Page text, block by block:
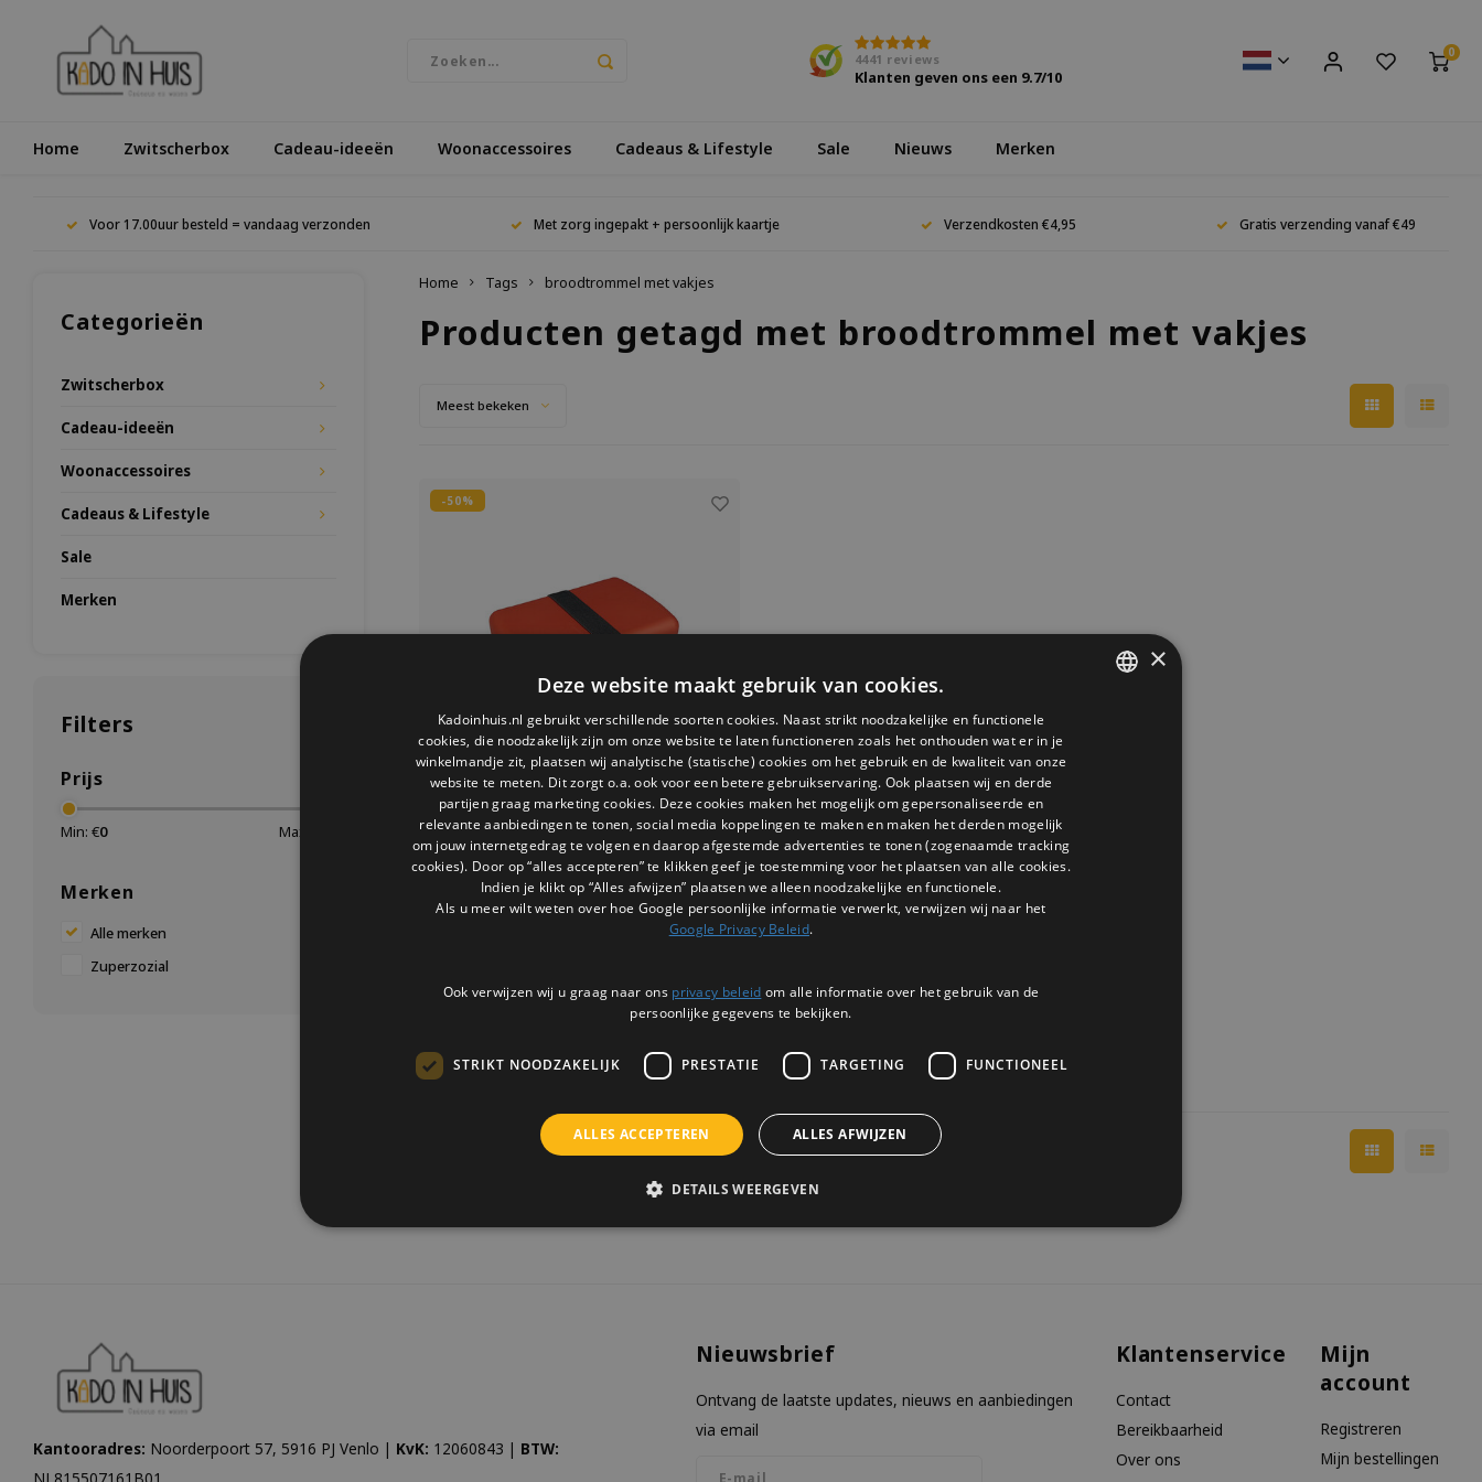
4441 reviews
Klanten geven ons een 9.7/10
0
Home Zwitscherbox Cadeau-ideeën Woonaccessoires Cadeaus & Lifestyle Sale Nieuws Merken
Voor 17.00uur besteld = vandaag verzonden Met zorg ingepakt + persoonlijk kaartje Verzendkosten €4,95 Gratis verzending vanaf €49
Categorieën
Zwitscherbox
Cadeau-ideeën
Woonaccessoires
Cadeaus & Lifestyle
Sale
Merken
Filters
Prijs
Min: €0 Max: €
Merken
Alle merken
Zuperzozial
Home Tags broodtrommel met vakjes
Producten getagd met broodtrommel met vakjes
Meest bekeken
-50%
Zuperzozial
Lunchbox Time-Out terra rood
Met deze duurzame lunchbox Time-Out van
Zuperzozial kun je genieten van een heerlijke lunch
onderweg. De lunchbox is gemaakt van materiaal
zodat je 2 vakjes kunt maken.
1 OP VOORRAAD
Kantooradres: Noorderpoort 57, 5916 PJ Venlo | KvK: 12060843 | BTW:
Nieuwsbrief
Ontvang de laatste updates, nieuws en aanbiedingen
via email
Klantenservice
Contact
Bereikbaarheid
Over ons
Mijn
account
Registreren
Mijn bestellingen
×
Deze website maakt gebruik van cookies.
Kadoinhuis.nl gebruikt verschillende soorten cookies. Naast strikt noodzakelijke en functionele
cookies, die noodzakelijk zijn om onze website te laten functioneren zoals het onthouden wat er in je
winkelmandje zit, plaatsen wij analytische (statische) cookies om het gebruik en de kwaliteit van onze
website te meten. Dit zorgt o.a. ook voor een betere gebruikservaring. Ook plaatsen wij en derde
partijen graag marketing cookies. Deze cookies maken het mogelijk om gepersonaliseerde en
relevante aanbiedingen te tonen, social media koppelingen te maken en maken het derden mogelijk
om jouw internetgedrag te volgen en daarop afgestemde advertenties te tonen (zogenaamde tracking
cookies). Door op “alles accepteren” te klikken geef je toestemming voor het plaatsen van alle cookies.
Indien je klikt op “Alles afwijzen” plaatsen we alleen noodzakelijke en functionele.
Als u meer wilt weten over hoe Google persoonlijke informatie verwerkt, verwijzen wij naar het
Google Privacy Beleid.
Ook verwijzen wij u graag naar ons privacy beleid om alle informatie over het gebruik van de
persoonlijke gegevens te bekijken.
STRIKT NOODZAKELIJK PRESTATIE TARGETING FUNCTIONEEL
ALLES ACCEPTEREN ALLES AFWIJZEN
DETAILS WEERGEVEN